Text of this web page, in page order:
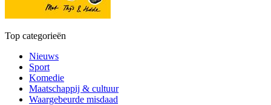
Top categorieën
Nieuws
Sport
Komedie
Maatschappij & cultuur
Waargebeurde misdaad